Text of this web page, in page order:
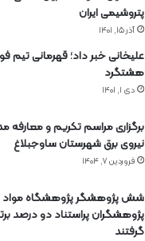
پتروشیمی ایران
آذر ۱۵, ۱۴۰۱
علیخانی خبر داد؛ قهرمانی تیم
هشتگرد
دی ۱, ۱۴۰۱
برگزاری مراسم تكریم و معارفه
نیروی برق شهرستان ساوجبلاغ
فروردین ۷, ۱۴۰۴
شش پژوهشگر پژوهشگاه مواد
پژوهشگران پراستناد دو درصد
گرفتند